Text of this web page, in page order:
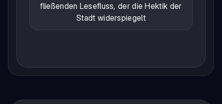
fließenden Lesefluss, der die Hektik der
Stadt widerspiegelt